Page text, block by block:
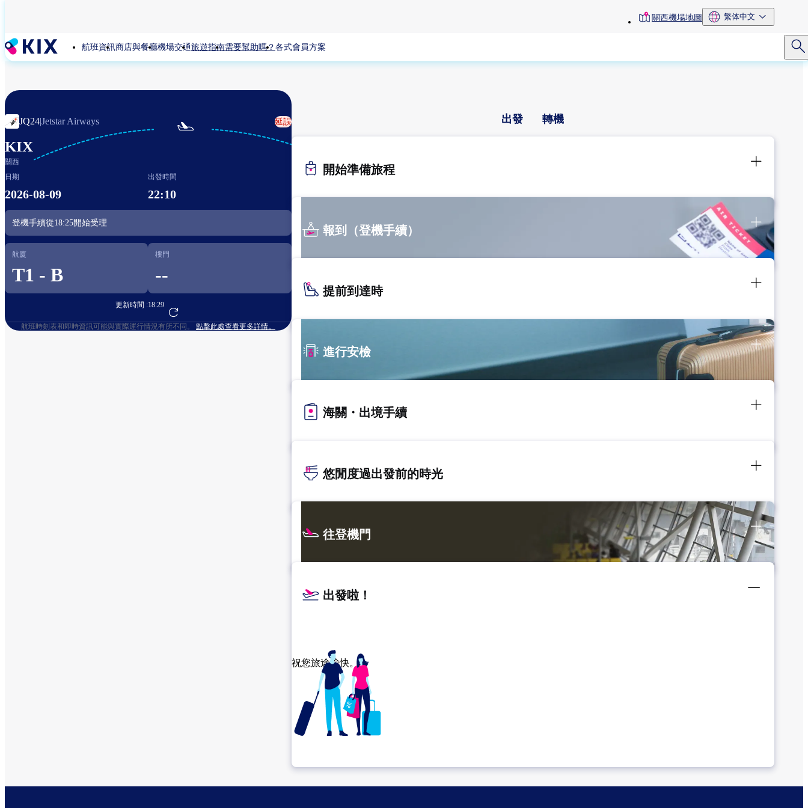
主
內
容
toolbar關西機場地圖 繁体中文
航班資訊商店與餐廳機場交通旅遊指南需要幫助嗎？ 各式會員方案
JQ24|Jetstar Airways 延誤
KIX
關西

布里斯本
日期
2026-08-09
出發時間
22:10
登機手續從18:25開始受理
航廈
T1 - B
樓門
--
更新時間 :18:29
前往航班預訂
航班時刻表和即時資訊可能與實際運行情況有所不同。 點擊此處查看更多詳情。
出發 轉機
開始準備旅程
報到（登機手續）
提前到達時
進行安檢
海關・出境手續
悠閒度過出發前的時光
往登機門
出發啦！
祝您旅途愉快。